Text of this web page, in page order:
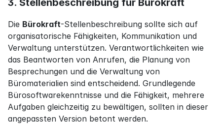
Die Bürokraft-Stellenbeschreibung sollte sich auf
organisatorische Fähigkeiten, Kommunikation und
Verwaltung unterstützen. Verantwortlichkeiten wie
das Beantworten von Anrufen, die Planung von
Besprechungen und die Verwaltung von
Büromaterialien sind entscheidend. Grundlegende
Bürosoftwarekenntnisse und die Fähigkeit, mehrere
Aufgaben gleichzeitig zu bewältigen, sollten in dieser
angepassten Version betont werden.